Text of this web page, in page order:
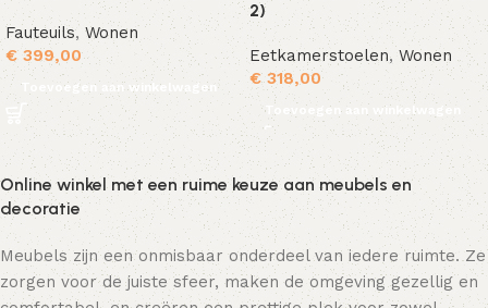
Fauteuils, Wonen
€399,00
Toevoegen aan winkelwagen
2)
Eetkamerstoelen, Wonen
€318,00
Toevoegen aan winkelwagen
Online winkel met een ruime keuze aan meubels en
decoratie
Meubels zijn een onmisbaar onderdeel van iedere ruimte. Ze
zorgen voor de juiste sfeer, maken de omgeving gezellig en